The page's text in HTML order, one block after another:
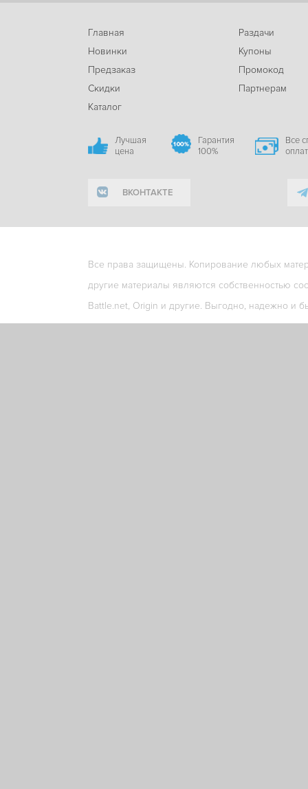
Главная
Новинки
Предзаказ
Скидки
Каталог
Раздачи
Купоны
Промокод
Партнерам
Лучшая
цена
Гарантия
100%
Все
ВКОНТАКТЕ
Все права защищены. Копирование любых
другие материалы являются собственностью
Battle.net, Origin и другие. Выгодно, надежно и